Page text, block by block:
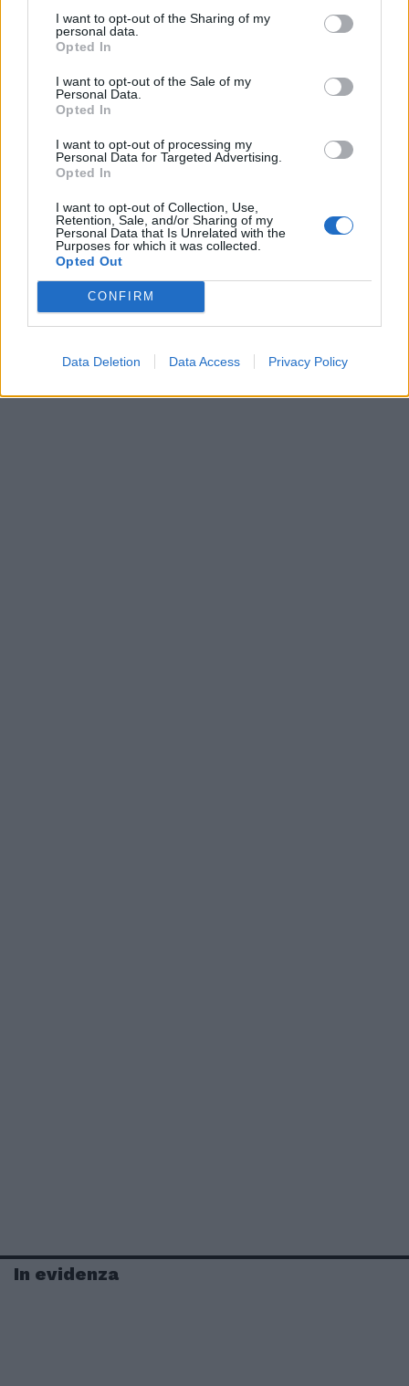
I want to opt-out of the Sharing of my
personal data.
Opted In
I want to opt-out of the Sale of my
Personal Data.
Opted In
I want to opt-out of processing my
Personal Data for Targeted Advertising.
Opted In
I want to opt-out of Collection, Use,
Retention, Sale, and/or Sharing of my
Personal Data that Is Unrelated with the
Purposes for which it was collected.
Opted Out
CONFIRM
Data Deletion Data Access Privacy Policy
come vangeli. È qui che il tempo si ferma, e il
silenzio della folla dice più di mille applausi.
viaggio, una liturgia collettiva che ogni anno
ridisegna il confine tra passato e futuro.
In evidenza